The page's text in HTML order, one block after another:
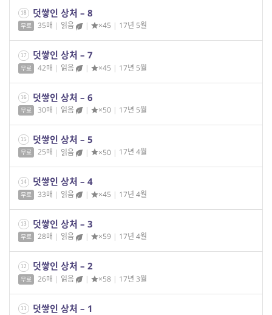
18 덧쌓인 상처 – 8
무료 35매 | 읽음 | ×45 | 17년 5월
17 덧쌓인 상처 – 7
무료 42매 | 읽음 | ×45 | 17년 5월
16 덧쌓인 상처 – 6
무료 30매 | 읽음 | ×50 | 17년 5월
15 덧쌓인 상처 – 5
무료 25매 | 읽음 | ×50 | 17년 4월
14 덧쌓인 상처 – 4
무료 33매 | 읽음 | ×45 | 17년 4월
13 덧쌓인 상처 – 3
무료 28매 | 읽음 | ×59 | 17년 4월
12 덧쌓인 상처 – 2
무료 26매 | 읽음 | ×58 | 17년 3월
11 덧쌓인 상처 – 1